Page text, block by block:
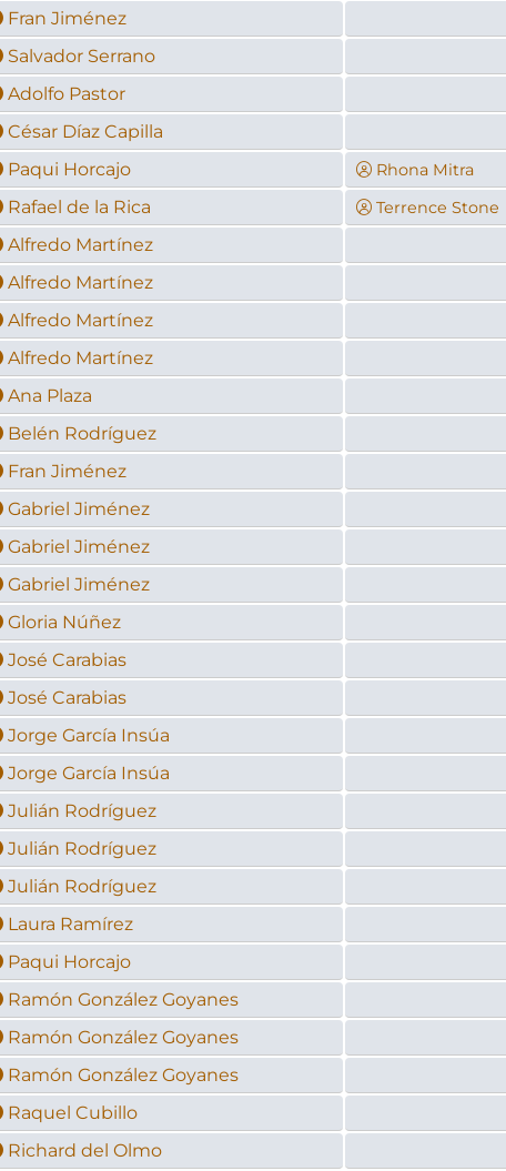
Fran Jiménez
Salvador Serrano
Adolfo Pastor
César Díaz Capilla
Paqui Horcajo Rhona Mitra
Rafael de la Rica Terrence Stone
Alfredo Martínez
Alfredo Martínez
Alfredo Martínez
Alfredo Martínez
Ana Plaza
Belén Rodríguez
Fran Jiménez
Gabriel Jiménez
Gabriel Jiménez
Gabriel Jiménez
Gloria Núñez
José Carabias
José Carabias
Jorge García Insúa
Jorge García Insúa
Julián Rodríguez
Julián Rodríguez
Julián Rodríguez
Laura Ramírez
Paqui Horcajo
Ramón González Goyanes
Ramón González Goyanes
Ramón González Goyanes
Raquel Cubillo
Richard del Olmo